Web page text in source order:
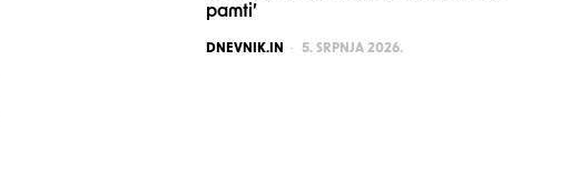
pamti’
POSTED
DNEVNIK.IN 5. SRPNJA 2026.